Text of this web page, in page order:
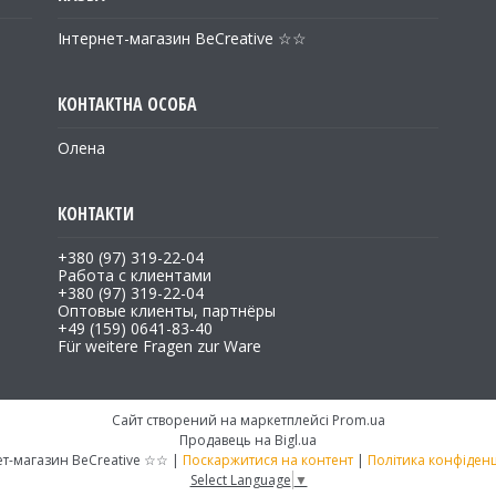
Інтернет-магазин BeCreative ☆☆
Олена
+380 (97) 319-22-04
Работа с клиентами
+380 (97) 319-22-04
Оптовые клиенты, партнёры
+49 (159) 0641-83-40
Für weitere Fragen zur Ware
Сайт створений на маркетплейсі Prom.ua
Продавець на Bigl.ua
Інтернет-магазин BeCreative ☆☆ | Поскаржитися на контент | Політика
Select Language ▼